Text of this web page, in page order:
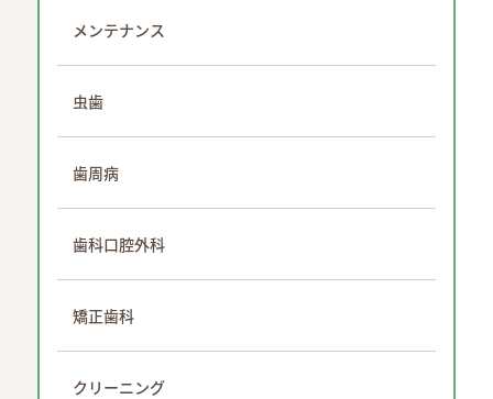
メンテナンス
虫歯
歯周病
歯科口腔外科
矯正歯科
クリーニング